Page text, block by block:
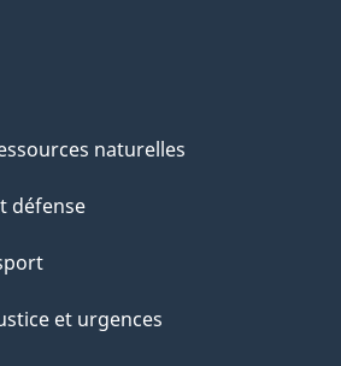
naturelles
défense
et urgences